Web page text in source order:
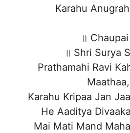
Karahu
॥
॥ Shri Surya
Prathamahi Ravi
Maathaa,
Karahu Kripaa Jan
He Aaditya
Mai Mati Mand